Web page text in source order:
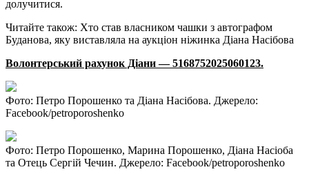
долучитися.
Читайте також: Хто став власником чашки з автографом
Буданова, яку виставляла на аукціон ніжинка Діана Насібова
Волонтерський рахунок Діани — 5168752025060123.
Фото: Петро Порошенко та Діана Насібова. Джерело:
Facebook/petroporoshenko
Фото: Петро Порошенко, Марина Порошенко, Діана Насіоба
та Отець Сергій Чечин. Джерело: Facebook/petroporoshenko